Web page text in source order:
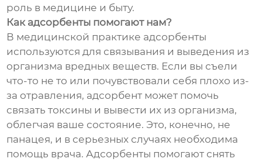
роль в медицине и быту.
Как адсорбенты помогают нам?
В медицинской практике адсорбенты
используются для связывания и выведения из
организма вредных веществ. Если вы съели
что-то не то или почувствовали себя плохо из-
за отравления, адсорбент может помочь
связать токсины и вывести их из организма,
облегчая ваше состояние. Это, конечно, не
панацея, и в серьезных случаях необходима
помощь врача. Адсорбенты помогают снять